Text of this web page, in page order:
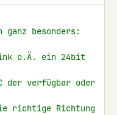
besonders:
o.Ä. ein 24bit
der verfügbar oder
richtige Richtung